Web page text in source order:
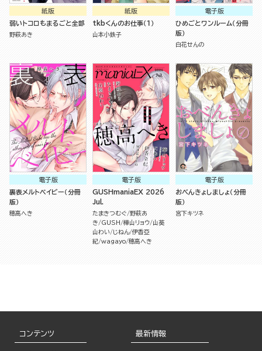
紙版
弱いトコロもまるごと全部
野萩あき
紙版
tkbくんのお仕事（１）
山本小鉄子
電子版
ひめごとワンルーム（分冊
版）
白花せんの
電子版
裏表メルトベイビー（分冊
版）
穂高へき
電子版
GUSHmaniaEX 2026
Jul.
たまきつむぐ 野萩あ
き
GUSH 樺山リョウ 山葵
山わい
じねん 伊香亞
紀 wagayo 穂高へき
電子版
おべんきょしましょ（分冊
版）
宮下キツネ
コンテンツ 最新情報